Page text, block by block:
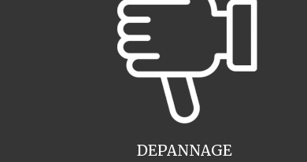
DEPANNAGE